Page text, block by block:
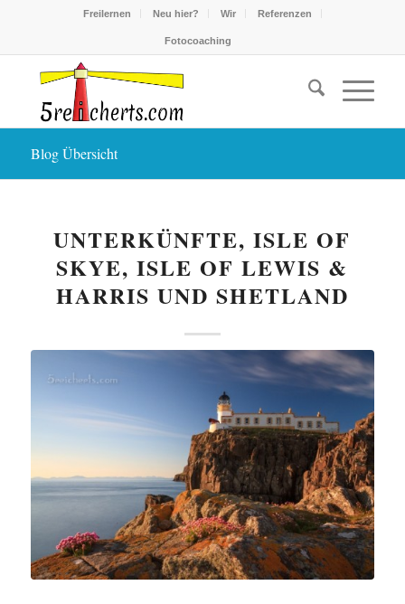
Freilernen Neu hier? Wir Referenzen
Fotocoaching
Blog Übersicht
UNTERKÜNFTE, ISLE OF
SKYE, ISLE OF LEWIS &
HARRIS UND SHETLAND